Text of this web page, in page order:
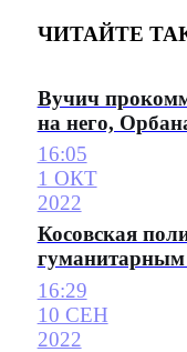
ЧИТАЙТЕ
Вучич
на него,
16:05
1 ОКТ
2022
Косовская
16:29
10 СЕН
2022